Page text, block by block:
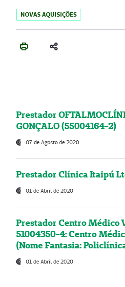
NOVAS AQUISIÇÕES
Prestador
GONÇALO (55004164-2)
07 de Agosto de 2020
Prestador Clínica Itaipú
01 de Abril de 2020
Prestador Centro Médico
51004350-4: Centro
(Nome Fantasia:
01 de Abril de 2020